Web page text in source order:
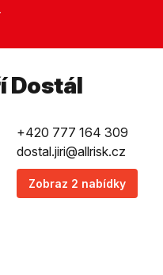
Dostál
+420 777 164 309
dostal.jiri@allrisk.cz
Zobraz 2 nabídky